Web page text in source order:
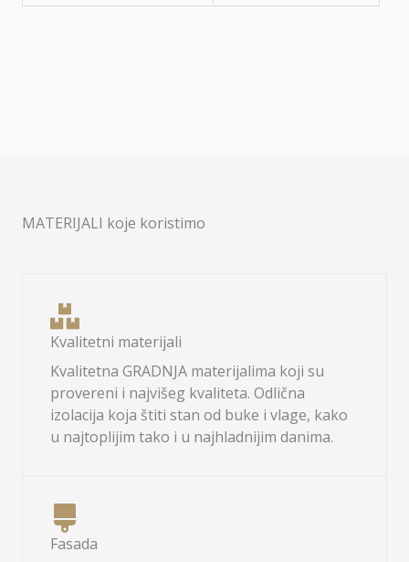
MATERIJALI koje koristimo
Kvalitetni materijali
Kvalitetna GRADNJA materijalima koji su
provereni i najvišeg kvaliteta. Odlična
izolacija koja štiti stan od buke i vlage, kako
u najtoplijim tako i u najhladnijim danima.
Fasada